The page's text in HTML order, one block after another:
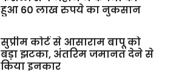
हुआ 60 लाख रुपये का नुकसान
सुप्रीम कोर्ट से आसाराम बापू को
बड़ा झटका, अंतरिम जमानत देने से
किया इनकार